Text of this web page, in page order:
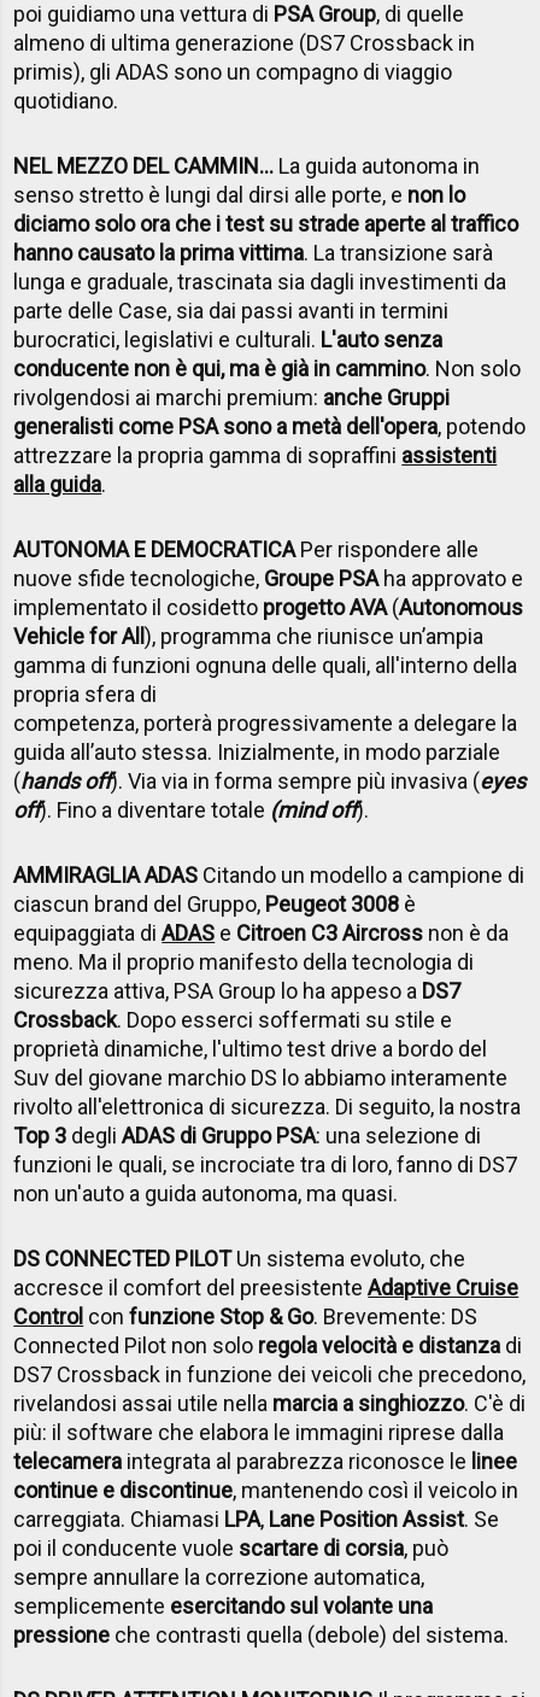
poi guidiamo una vettura di PSA Group, di quelle
almeno di ultima generazione (DS7 Crossback in
primis), gli ADAS sono un compagno di viaggio
quotidiano.
NEL MEZZO DEL CAMMIN... La guida autonoma in
senso stretto è lungi dal dirsi alle porte, e non lo
diciamo solo ora che i test su strade aperte al traffico
hanno causato la prima vittima. La transizione sarà
lunga e graduale, trascinata sia dagli investimenti da
parte delle Case, sia dai passi avanti in termini
burocratici, legislativi e culturali. L'auto senza
conducente non è qui, ma è già in cammino. Non solo
rivolgendosi ai marchi premium: anche Gruppi
generalisti come PSA sono a metà dell'opera, potendo
attrezzare la propria gamma di sopraffini assistenti
alla guida.
AUTONOMA E DEMOCRATICAPer rispondere alle
nuove sfide tecnologiche, Groupe PSAha approvato e
implementato il cosidetto progetto AVA(Autonomous
Vehicle for All), programma che riunisce un’ampia
gamma di funzioni ognuna delle quali, all'interno della
propria sfera di
competenza, porterà progressivamente a delegare la
guida all’auto stessa. Inizialmente, in modo parziale
(hands off). Via via in forma sempre più invasiva (eyes
off). Fino a diventare totale (mind off).
AMMIRAGLIA ADAS Citando un modello a campione di
ciascun brand del Gruppo, Peugeot 3008 è
equipaggiata diADAS e Citroen C3 Aircross non è da
meno. Ma il proprio manifesto della tecnologia di
sicurezza attiva, PSA Group lo ha appeso a DS7
Crossback. Dopo esserci soffermati su stile e
proprietà dinamiche, l'ultimo test drive a bordo del
Suv del giovane marchio DS lo abbiamo interamente
rivolto all'elettronica di sicurezza. Di seguito, la nostra
Top 3 degliADAS di Gruppo PSA: una selezione di
funzioni le quali, se incrociate tra di loro, fanno di DS7
non un'auto a guida autonoma, ma quasi.
DS CONNECTED PILOTUn sistema evoluto, che
accresce il comfort del preesistenteAdaptive Cruise
Control confunzione Stop & Go. Brevemente: DS
Connected Pilot non solo regola velocità e distanza di
DS7 Crossback in funzione dei veicoli che precedono,
rivelandosi assai utile nella marcia a singhiozzo. C'è di
più: il software che elabora le immagini riprese dalla
telecamera integrata al parabrezza riconosce le linee
continue e discontinue, mantenendo così il veicolo in
carreggiata. Chiamasi LPA, Lane Position Assist. Se
poi il conducente vuole scartare di corsia, può
sempre annullare la correzione automatica,
semplicemente esercitando sul volante una
pressione che contrasti quella (debole) del sistema.